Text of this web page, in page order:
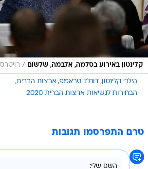
קלינטון באירוע בסלמה, אלבמה, שלשום / רויטרס
הילרי קלינטון דונלד טראמפ ארצות הברית
הבחירות לנשיאות ארצות הברית 2020
טרם התפרסמו תגובות